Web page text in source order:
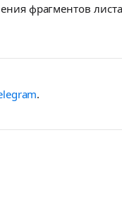
фрагментов листа
.